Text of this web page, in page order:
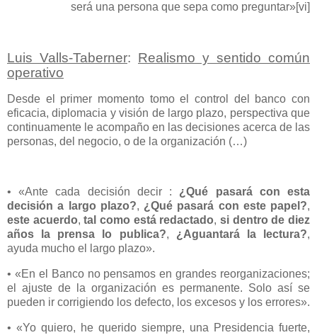
será una persona que sepa como preguntar»[vi]
Luis Valls-Taberner: Realismo y sentido común
operativo
Desde el primer momento tomo el control del banco con
eficacia, diplomacia y visión de largo plazo, perspectiva que
continuamente le acompaño en las decisiones acerca de las
personas, del negocio, o de la organización (…)
• «Ante cada decisión decir : ¿Qué pasará con esta
decisión a largo plazo?, ¿Qué pasará con este papel?,
este acuerdo,tal como está redactado,si dentro de diez
años la prensa lo publica?, ¿Aguantará la lectura?,
ayuda mucho el largo plazo».
• «En el Banco no pensamos en grandes reorganizaciones;
el ajuste de la organización es permanente. Solo así se
pueden ir corrigiendo los defecto, los excesos y los errores».
• «Yo quiero, he querido siempre, una Presidencia fuerte,